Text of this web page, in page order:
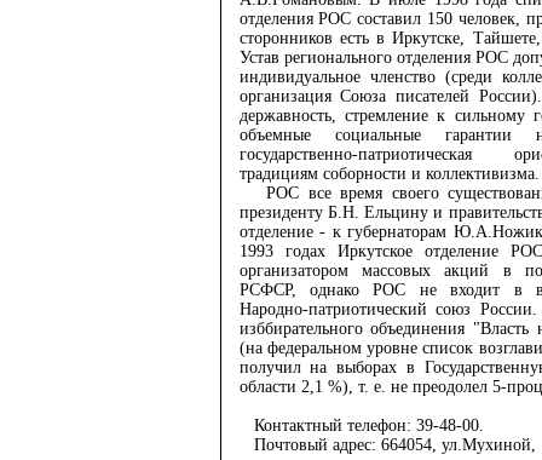
отделения РОС составил 150 человек,
сторонников есть в Иркутске,
Устав регионального отделения РОС
индивидуальное членство (среди
организация Союза писателей
державность, стремление к сильному
объемные социальные гарантии
государственно-патриотическая
традициям соборности и коллективизма.
РОС все время своего
президенту Б.Н. Ельцину и
отделение - к губернаторам
1993 годах Иркутское отделение
организатором массовых акций в
РСФСР, однако РОС не входит в
Народно-патриотический союз
изббирательного объединения
(на федеральном уровне список
получил на выборах в
области 2,1 %), т. е. не преодолел 5-
Контактный телефон: 39-48-00.
Почтовый адрес: 664054, ул.Мухиной,